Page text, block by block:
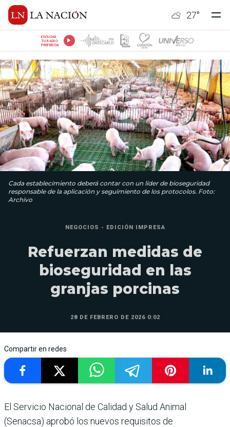
27°
ESCUCHÁ
TU RADIO
PREFERIDA
Cada establecimiento deberá contar con un líder de bioseguridad
responsable de la aplicación y seguimiento de los protocolos. Foto:
Archivo
NEGOCIOS - EDICIÓN IMPRESA
Refuerzan medidas de
bioseguridad en las
granjas porcinas
28 DE FEBRERO DE 2026 0:02
Compartir en redes
El Servicio Nacional de Calidad y Salud Animal
(Senacsa) aprobó los nuevos requisitos de